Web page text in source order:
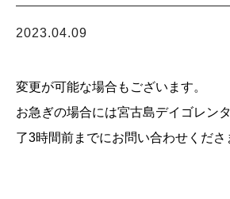
2023.04.09
変更が可能な場合もございます。
お急ぎの場合には宮古島デイゴレン
了3時間前までにお問い合わせくださ